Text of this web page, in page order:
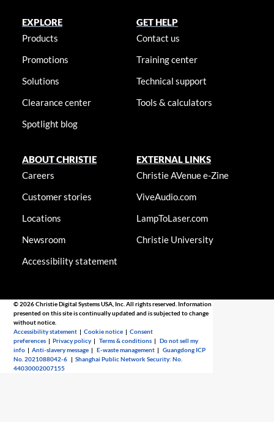
EXPLORE
Products
Promotions
Solutions
Clearance center
Spotlight blog
GET HELP
Contact us
Training center
Technical support
Tools & calculators
ABOUT CHRISTIE
Careers
Customer stories
Locations
Newsroom
Accessibility statement
EXTERNAL LINKS
Christie AVenue e-Zine
ViveAudio.com
LampToLaser.com
Christie University
© 2026 Christie Digital Systems USA, Inc. All rights reserved. Information
presented on this site is continually updated and is subjected to change
without notice.
Accessibility statement |Cookie notice |Consent
preferences |Privacy policy |Terms & conditions |Do not sell my
info |Anti-slavery message |E-waste management |Guangdong ICP
No. 2021088042-6 |Shanghai Public Network Security: No.
44030002007155